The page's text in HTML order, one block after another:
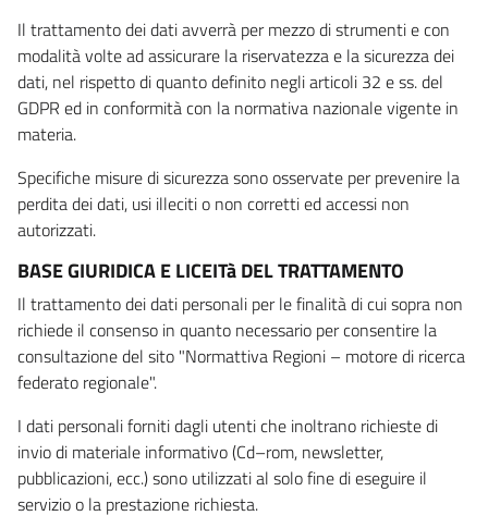
Il trattamento dei dati avverrà per mezzo di strumenti e con
modalità volte ad assicurare la riservatezza e la sicurezza dei
dati, nel rispetto di quanto definito negli articoli 32 e ss. del
GDPR ed in conformità con la normativa nazionale vigente in
materia.
Specifiche misure di sicurezza sono osservate per prevenire la
perdita dei dati, usi illeciti o non corretti ed accessi non
autorizzati.
BASE GIURIDICA E LICEITà DEL TRATTAMENTO
Il trattamento dei dati personali per le finalità di cui sopra non
richiede il consenso in quanto necessario per consentire la
consultazione del sito "Normattiva Regioni – motore di ricerca
federato regionale".
I dati personali forniti dagli utenti che inoltrano richieste di
invio di materiale informativo (Cd–rom, newsletter,
pubblicazioni, ecc.) sono utilizzati al solo fine di eseguire il
servizio o la prestazione richiesta.